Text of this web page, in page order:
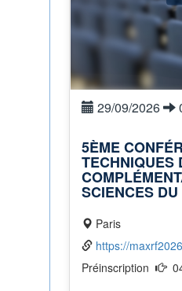
29/09/2026
5ÈME
TECHNIQUES
SCIENCES
Paris
https://